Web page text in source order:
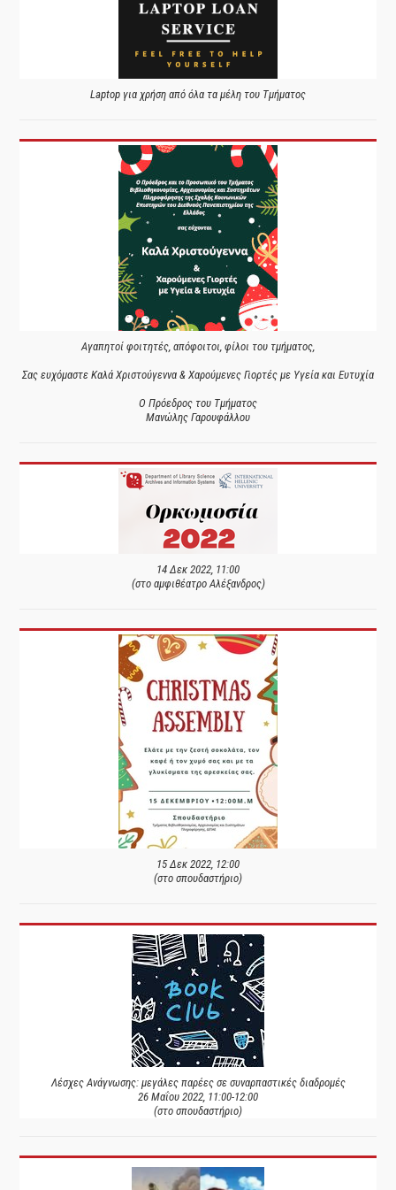
Laptop για χρήση από όλα τα μέλη του Τμήματος
Αγαπητοί φοιτητές, απόφοιτοι, φίλοι του τμήματος,
Σας ευχόμαστε Καλά Χριστούγεννα & Χαρούμενες Γιορτές με Υγεία και Ευτυχία
Ο Πρόεδρος του Τμήματος
Μανώλης Γαρουφάλλου
14 Δεκ 2022, 11:00
(στο αμφιθέατρο Αλέξανδρος)
15 Δεκ 2022, 12:00
(στο σπουδαστήριο)
Λέσχες Ανάγνωσης: μεγάλες παρέες σε συναρπαστικές διαδρομές
26 Μαΐου 2022, 11:00-12:00
(στο σπουδαστήριο)